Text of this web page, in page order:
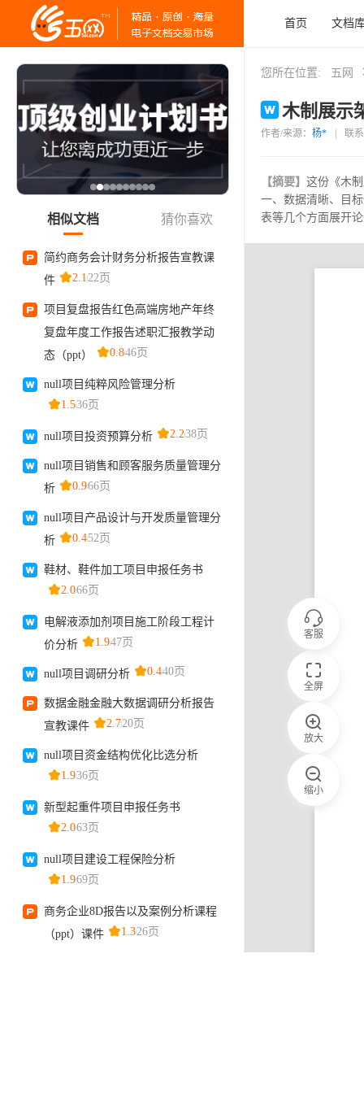
首页 文档
您所在位置: 五网
木制展示
作者/来源： 杨* 联
【摘要】 这份《木
一、数据清晰、目
表等几个方面展开
客服
全屏
放大
缩小